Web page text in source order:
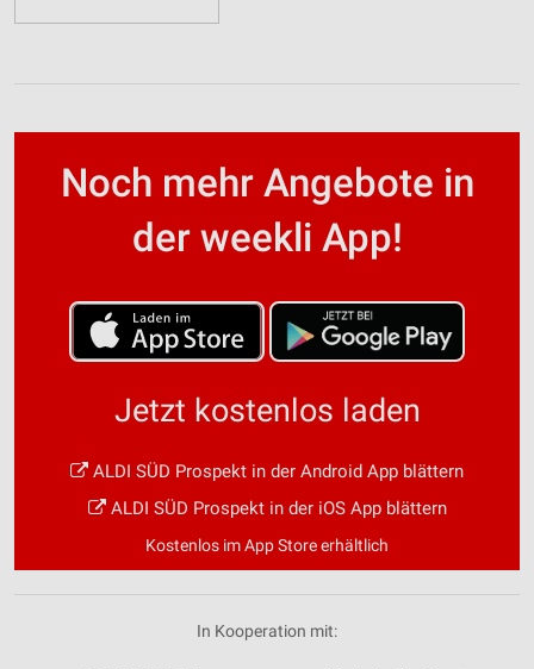
Noch mehr Angebote in
der weekli App!
Jetzt kostenlos laden
ALDI SÜD Prospekt in der Android App blättern
ALDI SÜD Prospekt in der iOS App blättern
Kostenlos im App Store erhältlich
In Kooperation mit: